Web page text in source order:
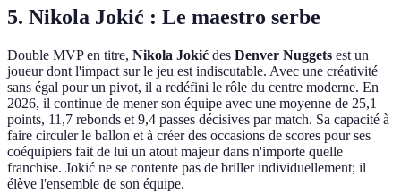
5. Nikola Jokić : Le maestro serbe
Double MVP en titre, Nikola Jokić des Denver Nuggets est un
joueur dont l'impact sur le jeu est indiscutable. Avec une créativité
sans égal pour un pivot, il a redéfini le rôle du centre moderne. En
2026, il continue de mener son équipe avec une moyenne de 25,1
points, 11,7 rebonds et 9,4 passes décisives par match. Sa capacité à
faire circuler le ballon et à créer des occasions de scores pour ses
coéquipiers fait de lui un atout majeur dans n'importe quelle
franchise. Jokić ne se contente pas de briller individuellement; il
élève l'ensemble de son équipe.